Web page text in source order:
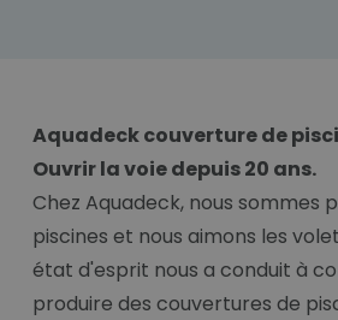
Aquadeck couverture de
Ouvrir la voie depuis 20 ans.
Chez Aquadeck, nous sommes
piscines et nous aimons les
état d'esprit nous a conduit à
produire des couvertures de